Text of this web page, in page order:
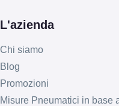
L'azienda
Chi siamo
Blog
Promozioni
Misure Pneumatici in base